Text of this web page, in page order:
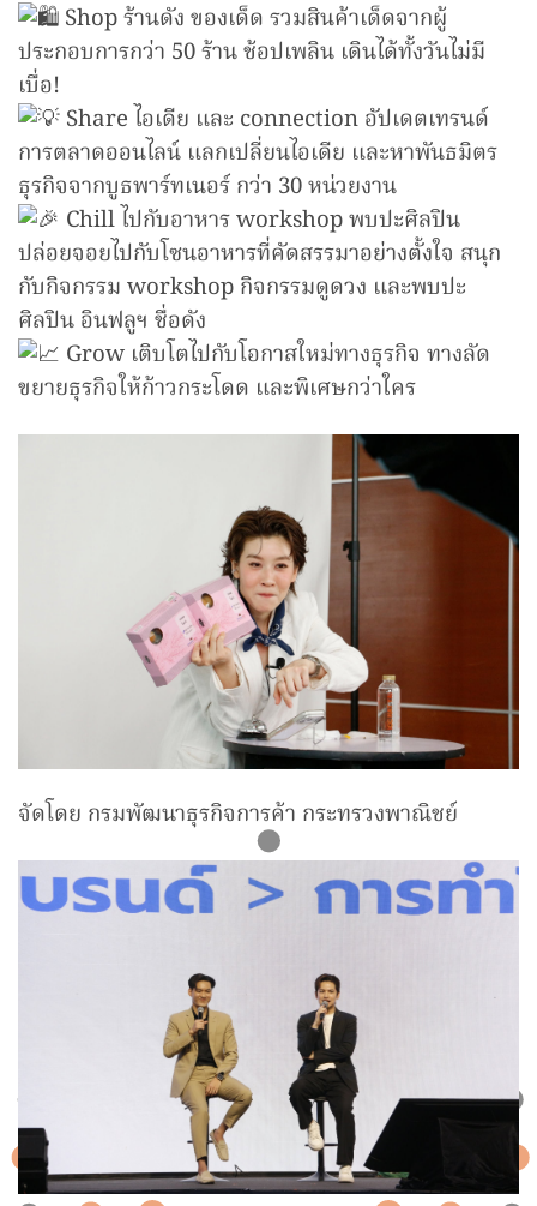
Shop ร้านดัง ของเด็ด รวมสินค้าเด็ดจากผู้
ประกอบการกว่า 50 ร้าน ช้อปเพลิน เดินได้ทั้งวันไม่มี
เบื่อ!
Share ไอเดีย และ connection อัปเดตเทรนด์
การตลาดออนไลน์ แลกเปลี่ยนไอเดีย และหาพันธมิตร
ธุรกิจจากบูธพาร์ทเนอร์ กว่า 30 หน่วยงาน
Chill ไปกับอาหาร workshop พบปะศิลปิน
ปล่อยจอยไปกับโซนอาหารที่คัดสรรมาอย่างตั้งใจ สนุก
กับกิจกรรม workshop กิจกรรมดูดวง และพบปะ
ศิลปิน อินฟลูฯ ชื่อดัง
Grow เติบโตไปกับโอกาสใหม่ทางธุรกิจ ทางลัด
ขยายธุรกิจให้ก้าวกระโดด และพิเศษกว่าใคร
จัดโดย กรมพัฒนาธุรกิจการค้า กระทรวงพาณิชย์